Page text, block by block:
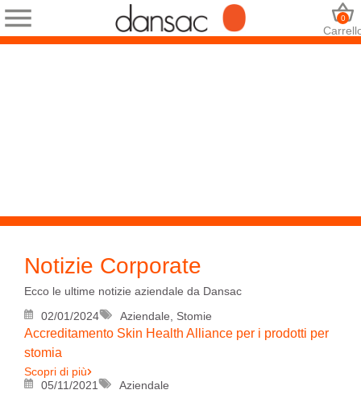
0
Notizie Corporate
Ecco le ultime notizie aziendale da Dansac
02/01/2024
Aziendale, Stomie
Accreditamento Skin Health Alliance per i prodotti per
stomia
Scopri di più
05/11/2021
Aziendale